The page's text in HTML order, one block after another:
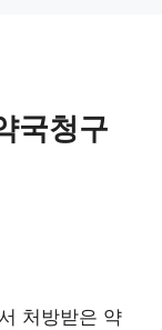
국청구
처방받은 약